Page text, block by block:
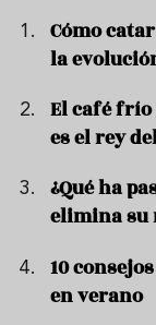
Cómo
la
El café frío
es el rey
¿Qué ha
elimina su
10
en verano